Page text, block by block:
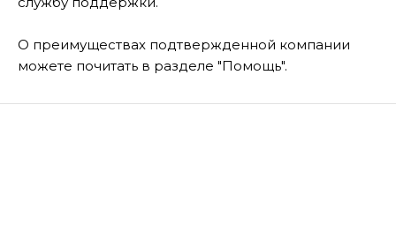
О преимуществах подтвержденной компании
можете почитать в разделе "Помощь".